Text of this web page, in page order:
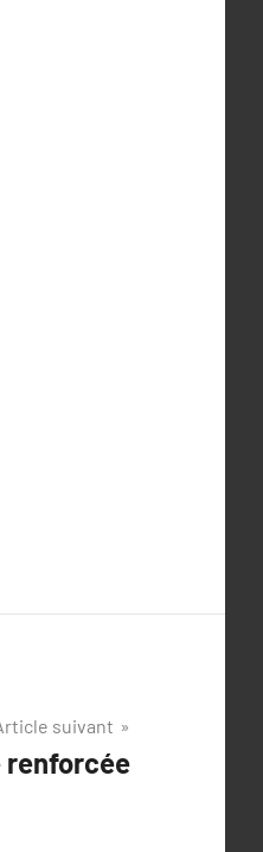
suivant
renforcée